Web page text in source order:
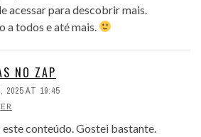
acessar para descobrir mais.
a todos e até mais.
NO ZAP
2025 AT 19:45
conteúdo. Gostei bastante.